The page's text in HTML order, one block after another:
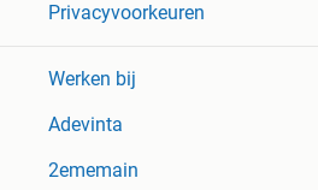
Privacyvoorkeuren
Werken bij
Adevinta
2ememain